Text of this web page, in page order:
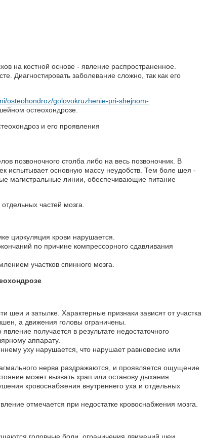
на костной основе - явление распространенное.
Диагностировать заболевание сложно, так как его
osteohondroz/golovokruzhenie-pri-shejnom-
остеохондрозе.
позвоночного столба либо на весь позвоночник. В
испытывает основную массу неудобств. Тем боле шея -
магистральные линии, обеспечивающие питание
частей мозга.
циркуляция крови нарушается.
по причине компрессорного сдавливания
участков спинного мозга.
и затылке. Характерные признаки зависят от участка
а движения головы ограничены.
получается в результате недостаточного
аппарату.
уху нарушается, что нарушает равновесие или
нерва раздражаются, и проявляется ощущение
может вызвать храп или останову дыхания.
кровоснабжения внутреннего уха и отдельных
отмечается при недостатке кровоснабжения мозга.
головные боли, ограничения движений шеи,